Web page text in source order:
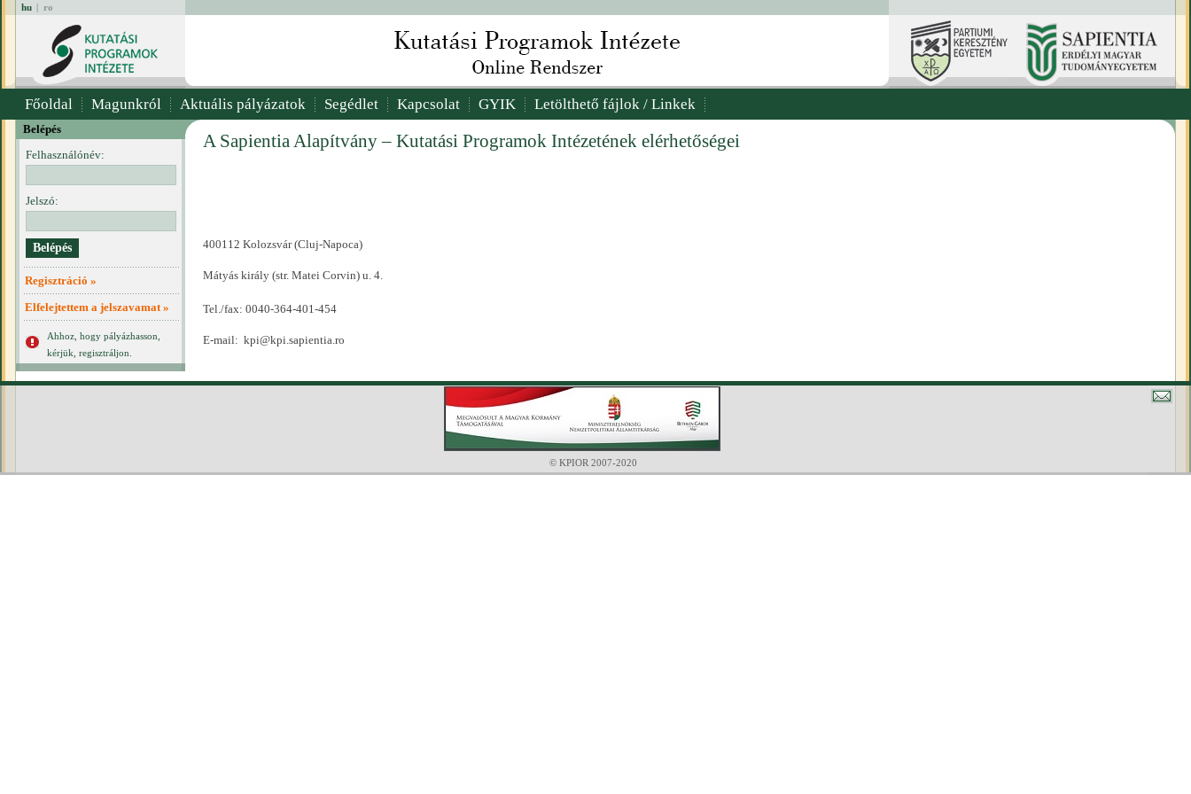
hu | ro
Főoldal Magunkról Aktuális pályázatok Segédlet Kapcsolat GYIK Letölthető fájlok / Linkek
Belépés
Felhasználónév:
Jelszó:
Regisztráció »
Elfelejtettem a jelszavamat »
Ahhoz, hogy pályázhasson,
kérjük, regisztráljon.
A Sapientia Alapítvány – Kutatási Programok Intézetének elérhetőségei
400112 Kolozsvár (Cluj-Napoca)
Mátyás király (str. Matei Corvin) u. 4.
Tel./fax: 0040-364-401-454
E-mail: kpi@kpi.sapientia.ro
© KPIOR 2007-2020